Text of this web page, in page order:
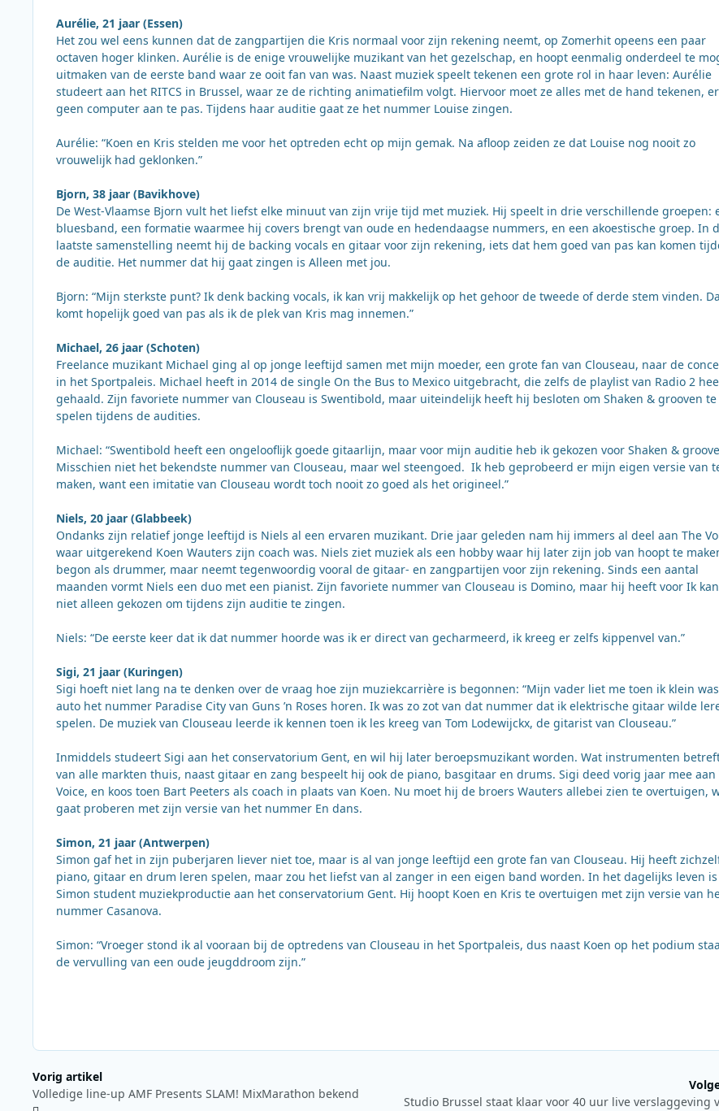
Aurélie, 21 jaar (Essen)
Het zou wel eens kunnen dat de zangpartijen die Kris normaal voor zijn rekening neemt, op Zomerhit opeens een paar
octaven hoger klinken. Aurélie is de enige vrouwelijke muzikant van het gezelschap, en hoopt eenmalig onderdeel te
uitmaken van de eerste band waar ze ooit fan van was. Naast muziek speelt tekenen een grote rol in haar leven: Aurélie
studeert aan het RITCS in Brussel, waar ze de richting animatiefilm volgt. Hiervoor moet ze alles met de hand tekenen,
geen computer aan te pas. Tijdens haar auditie gaat ze het nummer Louise zingen.
Aurélie: “Koen en Kris stelden me voor het optreden echt op mijn gemak. Na afloop zeiden ze dat Louise nog nooit zo
vrouwelijk had geklonken.”
Bjorn, 38 jaar (Bavikhove)
De West-Vlaamse Bjorn vult het liefst elke minuut van zijn vrije tijd met muziek. Hij speelt in drie verschillende groepen:
bluesband, een formatie waarmee hij covers brengt van oude en hedendaagse nummers, en een akoestische groep. In
laatste samenstelling neemt hij de backing vocals en gitaar voor zijn rekening, iets dat hem goed van pas kan komen
de auditie. Het nummer dat hij gaat zingen is Alleen met jou.
Bjorn: “Mijn sterkste punt? Ik denk backing vocals, ik kan vrij makkelijk op het gehoor de tweede of derde stem vinden.
komt hopelijk goed van pas als ik de plek van Kris mag innemen.”
Michael, 26 jaar (Schoten)
Freelance muzikant Michael ging al op jonge leeftijd samen met mijn moeder, een grote fan van Clouseau, naar de
in het Sportpaleis. Michael heeft in 2014 de single On the Bus to Mexico uitgebracht, die zelfs de playlist van Radio 2
gehaald. Zijn favoriete nummer van Clouseau is Swentibold, maar uiteindelijk heeft hij besloten om Shaken & grooven te
spelen tijdens de audities.
Michael: “Swentibold heeft een ongelooflijk goede gitaarlijn, maar voor mijn auditie heb ik gekozen voor Shaken &
Misschien niet het bekendste nummer van Clouseau, maar wel steengoed. Ik heb geprobeerd er mijn eigen versie van
maken, want een imitatie van Clouseau wordt toch nooit zo goed als het origineel.”
Niels, 20 jaar (Glabbeek)
Ondanks zijn relatief jonge leeftijd is Niels al een ervaren muzikant. Drie jaar geleden nam hij immers al deel aan The
waar uitgerekend Koen Wauters zijn coach was. Niels ziet muziek als een hobby waar hij later zijn job van hoopt te
begon als drummer, maar neemt tegenwoordig vooral de gitaar- en zangpartijen voor zijn rekening. Sinds een aantal
maanden vormt Niels een duo met een pianist. Zijn favoriete nummer van Clouseau is Domino, maar hij heeft voor Ik
niet alleen gekozen om tijdens zijn auditie te zingen.
Niels: “De eerste keer dat ik dat nummer hoorde was ik er direct van gecharmeerd, ik kreeg er zelfs kippenvel van.”
Sigi, 21 jaar (Kuringen)
Sigi hoeft niet lang na te denken over de vraag hoe zijn muziekcarrière is begonnen: “Mijn vader liet me toen ik klein
auto het nummer Paradise City van Guns ’n Roses horen. Ik was zo zot van dat nummer dat ik elektrische gitaar wilde
spelen. De muziek van Clouseau leerde ik kennen toen ik les kreeg van Tom Lodewijckx, de gitarist van Clouseau.”
Inmiddels studeert Sigi aan het conservatorium Gent, en wil hij later beroepsmuzikant worden. Wat instrumenten
van alle markten thuis, naast gitaar en zang bespeelt hij ook de piano, basgitaar en drums. Sigi deed vorig jaar mee aan
Voice, en koos toen Bart Peeters als coach in plaats van Koen. Nu moet hij de broers Wauters allebei zien te overtuigen,
gaat proberen met zijn versie van het nummer En dans.
Simon, 21 jaar (Antwerpen)
Simon gaf het in zijn puberjaren liever niet toe, maar is al van jonge leeftijd een grote fan van Clouseau. Hij heeft
piano, gitaar en drum leren spelen, maar zou het liefst van al zanger in een eigen band worden. In het dagelijks leven is
Simon student muziekproductie aan het conservatorium Gent. Hij hoopt Koen en Kris te overtuigen met zijn versie van
nummer Casanova.
Simon: “Vroeger stond ik al vooraan bij de optredens van Clouseau in het Sportpaleis, dus naast Koen op het podium
de vervulling van een oude jeugddroom zijn.”
Vorig artikel
Volledige line-up AMF Presents SLAM! MixMarathon bekend